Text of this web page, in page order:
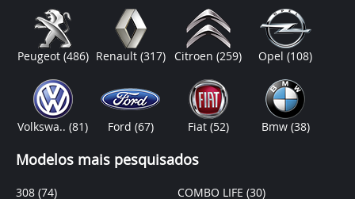
Peugeot (486) Renault (317) Citroen(259) Opel(108)
Volkswa..(81) Ford (67) Fiat (52) Bmw (38)
Modelos mais pesquisados
308 (74) COMBO LIFE (30)